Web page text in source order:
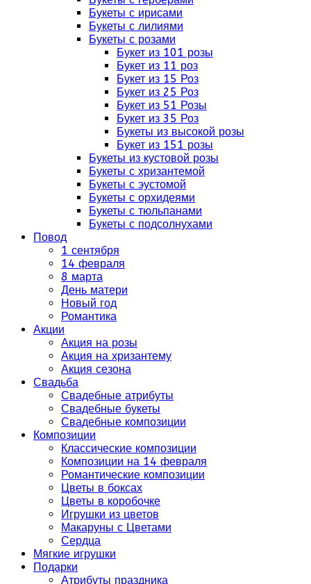
Букеты с ирисами
Букеты с лилиями
Букеты с розами
Букет из 101 розы
Букет из 11 роз
Букет из 15 Роз
Букет из 25 Роз
Букет из 51 Розы
Букет из 35 Роз
Букеты из высокой розы
Букет из 151 розы
Букеты из кустовой розы
Букеты с хризантемой
Букеты с эустомой
Букеты с орхидеями
Букеты с тюльпанами
Букеты с подсолнухами
Повод
1 сентября
14 февраля
8 марта
День матери
Новый год
Романтика
Акции
Акция на розы
Акция на хризантему
Акция сезона
Свадьба
Свадебные атрибуты
Свадебные букеты
Свадебные композиции
Композиции
Классические композиции
Композиции на 14 февраля
Романтические композиции
Цветы в боксах
Цветы в коробочке
Игрушки из цветов
Макаруны с Цветами
Сердца
Мягкие игрушки
Подарки
Атрибуты праздника